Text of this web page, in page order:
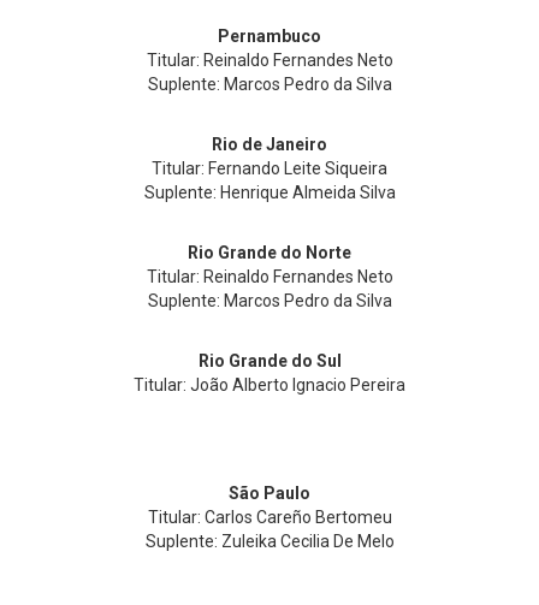
Pernambuco
Titular: Reinaldo Fernandes Neto
Suplente: Marcos Pedro da Silva
Rio de Janeiro
Titular: Fernando Leite Siqueira
Suplente: Henrique Almeida Silva
Rio Grande do Norte
Titular: Reinaldo Fernandes Neto
Suplente: Marcos Pedro da Silva
Rio Grande do Sul
Titular: João Alberto Ignacio Pereira
São Paulo
Titular: Carlos Careño Bertomeu
Suplente: Zuleika Cecilia De Melo